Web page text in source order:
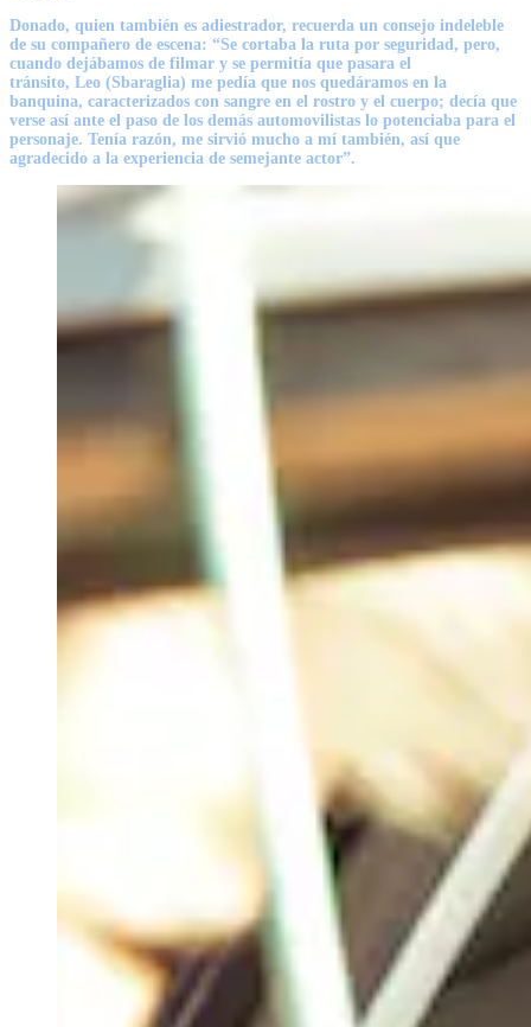
Donado, quien también es adiestrador, recuerda un consejo indeleble
de su compañero de escena: “Se cortaba la ruta por seguridad, pero,
cuando dejábamos de filmar y se permitía que pasara el
tránsito, Leo (Sbaraglia) me pedía que nos quedáramos en la
banquina, caracterizados con sangre en el rostro y el cuerpo; decía que
verse así ante el paso de los demás automovilistas lo potenciaba para el
personaje. Tenía razón, me sirvió mucho a mí también, así que
agradecido a la experiencia de semejante actor”.